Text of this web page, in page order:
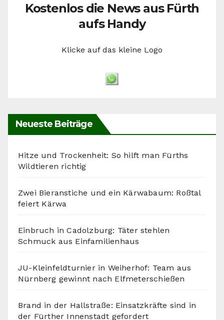
Kostenlos die News aus Fürth
aufs Handy
Klicke auf das kleine Logo
Neueste Beiträge
Hitze und Trockenheit: So hilft man Fürths
Wildtieren richtig
Zwei Bieranstiche und ein Kärwabaum: Roßtal
feiert Kärwa
Einbruch in Cadolzburg: Täter stehlen
Schmuck aus Einfamilienhaus
JU-Kleinfeldturnier in Weiherhof: Team aus
Nürnberg gewinnt nach Elfmeterschießen
Brand in der Hallstraße: Einsatzkräfte sind in
der Fürther Innenstadt gefordert